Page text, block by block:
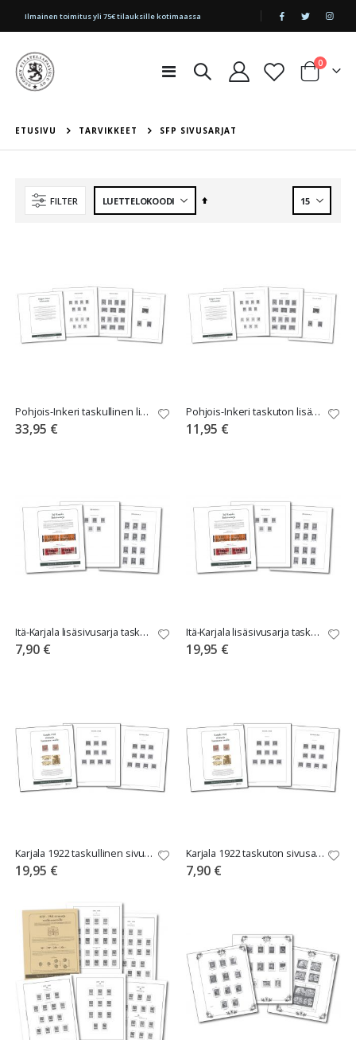
|
Ilmainen toimitus yli 75€ tilauksille kotimaassa
Toggle
Cart
0tuotetta
ETUSIVU TARVIKKEET SFP SIVUSARJAT
FILTER
Aseta
Pohjois-Inkeri taskullinen lisäsivusarja Leuchtturmin kansioon
33,95 €
Pohjois-Inkeri taskuton lisäsivusarja Leuchtturmin kansioon
11,95 €
Itä-Karjala lisäsivusarja taskuton
7,90 €
Itä-Karjala lisäsivusarja taskullinen
19,95 €
Karjala 1922 taskullinen sivusarja hammaste-eroille
19,95 €
Karjala 1922 taskuton sivusarja hammaste-eroille
7,90 €